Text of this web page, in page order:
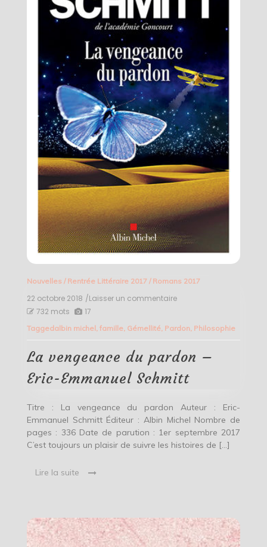
Nouvelles / Rentrée Littéraire 2017/ Romans 2017
22 octobre 2018 /Laisser un commentaireon
du
–
Eric-
Emmanuel
Schmitt
732 mots 17
Taggedalbin michel, famille, Gémellité, Pardon, Philosophie
La vengeance du pardon –
Eric-Emmanuel Schmitt
Titre : La vengeance du pardon Auteur : Eric-
Emmanuel Schmitt Éditeur : Albin Michel Nombre de
pages : 336 Date de parution : 1er septembre 2017
C’est toujours un plaisir de suivre les histoires de […]
Lire la suite